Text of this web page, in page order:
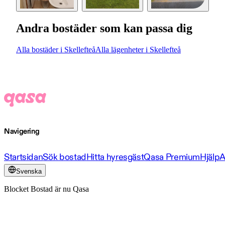
Andra bostäder som kan passa dig
Alla bostäder i SkellefteåAlla lägenheter i Skellefteå
Navigering
StartsidanSök bostadHitta hyresgästQasa PremiumHjälp
Svenska
Blocket Bostad är nu Qasa